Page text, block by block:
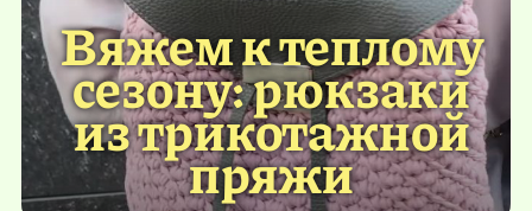
Вяжем к теплому
сезону: рюкзаки
из трикотажной
пряжи